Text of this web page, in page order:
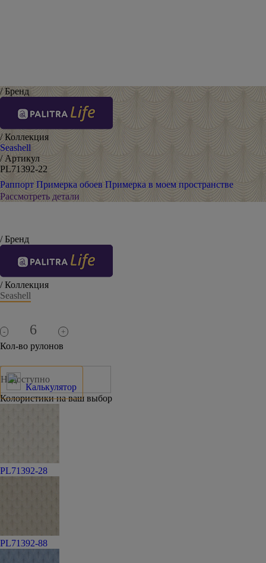
/ Бренд
/ Коллекция
Seashell
/ Артикул
PL71392-22
Раппорт Примерка обоев Примерка в моем пространстве
Рассмотреть детали
/ Бренд
/ Коллекция
Seashell
- +
Кол-во рулонов
Калькулятор
Недоступно
Колористики на ваш выбор
PL71392-28
PL71392-88